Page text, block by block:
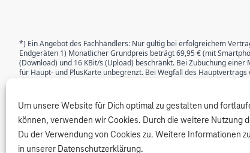
Um unsere Website für Dich optimal zu gestalten und
können, verwenden wir Cookies. Durch die weitere Nutzung
Du der Verwendung von Cookies zu. Weitere Informationen
in unserer Datenschutzerklärung.
*) Ein Angebot des Fachhändlers: Nur gültig bei erfolgreichem
Endgeräten 1) Monatlicher Grundpreis beträgt 69,95 € (mit
(Download) und 16 KBit/s (Upload) beschränkt. Bei Zubuchung
für Haupt- und PlusKarte unbegrenzt. Bei Wegfall des
Datentarife). Einmaliger Bereitstellungspreis jeweils 39,95 €. Die
ist vom 01.08.2025–30.04.2026 eine Online-Registrierung über die
Alternativ kann die Registrierung über telekom.de/cashback-